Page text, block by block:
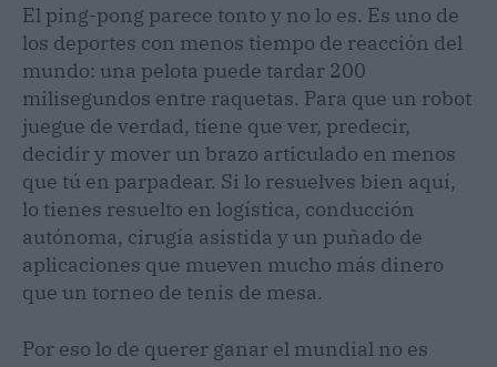
El ping-pong parece tonto y no lo es. Es uno de
los deportes con menos tiempo de reacción del
mundo: una pelota puede tardar 200
milisegundos entre raquetas. Para que un robot
juegue de verdad, tiene que ver, predecir,
decidir y mover un brazo articulado en menos
que tú en parpadear. Si lo resuelves bien aquí,
lo tienes resuelto en logística, conducción
autónoma, cirugía asistida y un puñado de
aplicaciones que mueven mucho más dinero
que un torneo de tenis de mesa.
Por eso lo de querer ganar el mundial no es